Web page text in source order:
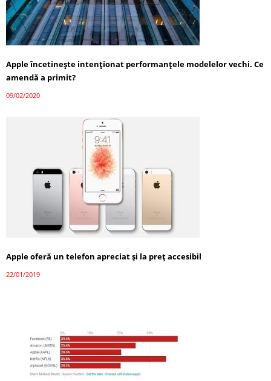
Apple încetinește intenționat performanțele modelelor vechi. Ce
amendă a primit?
09/02/2020
Apple oferă un telefon apreciat şi la preţ accesibil
22/01/2019